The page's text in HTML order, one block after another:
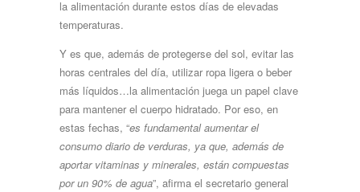
la alimentación durante estos días de elevadas
temperaturas.
Y es que, además de protegerse del sol, evitar las
horas centrales del día, utilizar ropa ligera o beber
más líquidos…la alimentación juega un papel clave
para mantener el cuerpo hidratado. Por eso, en
estas fechas, “es fundamental aumentar el
consumo diario de verduras, ya que, además de
aportar vitaminas y minerales, están compuestas
por un 90% de agua”, afirma el secretario general